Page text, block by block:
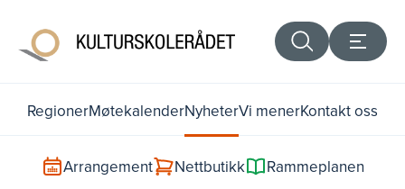
RegionerMøtekalenderNyheterVi menerKontakt oss
Arrangement Nettbutikk Rammeplanen